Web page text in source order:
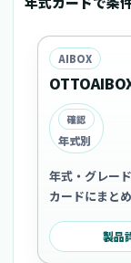
AIBOX
確認
年式別
年式・グレー
カードにまとめ
製品